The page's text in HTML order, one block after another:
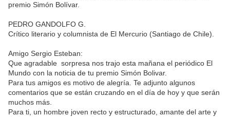
premio Simón Bolívar.
PEDRO GANDOLFO G.
Crítico literario y columnista de El Mercurio (Santiago de Chile).
Amigo Sergio Esteban:
Que agradable sorpresa nos trajo esta mañana el periódico El
Mundo con la noticia de tu premio Simón Bolivar.
Para tus amigos es motivo de alegría. Te adjunto algunos
comentarios que se están cruzando en el día de hoy y que serán
muchos más.
Para ti, un hombre joven recto y estructurado, amante del arte y